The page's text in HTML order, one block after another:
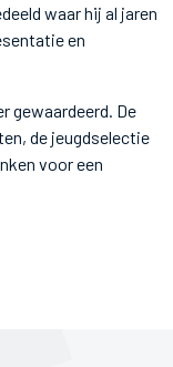
waar hij al jaren
en
gewaardeerd. De
de jeugdselectie
voor een